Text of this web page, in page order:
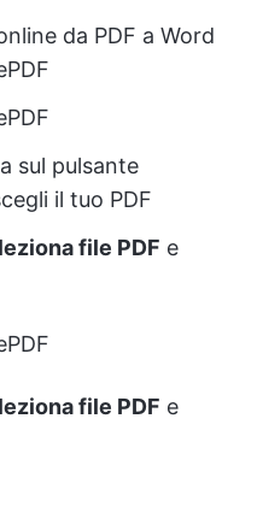
da PDF a Word
sul pulsante
il tuo PDF
file PDF e
file PDF e